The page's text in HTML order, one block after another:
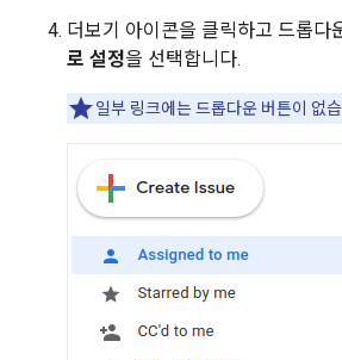
더보기 아이콘을 클릭하고 드롭다
로 설정을 선택합니다.
일부 링크에는 드롭다운 버튼이 없